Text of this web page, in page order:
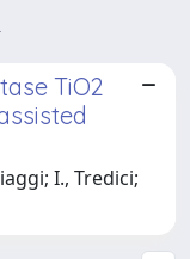
TiO2
I., Tredici;